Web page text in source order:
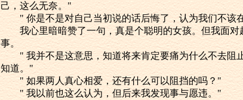
己，这么无奈。"
" 你是不是对自己当初说的话后悔了，认为我们不该在
我心里暗暗赞了一句，真是个聪明的女孩。但我面对
事。
" 我并不是这意思，知道将来肯定要痛为什么不去阻
知道。"
" 如果两人真心相爱，还有什么可以阻挡的吗？"
" 我以前也这么认为，但后来我发现事与愿违。"